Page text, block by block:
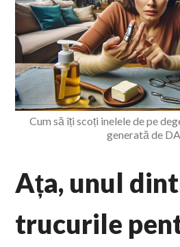
Cum să îți scoți inelele de pe
generată de
Ața, unul
trucurile